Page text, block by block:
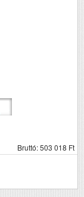
Bruttó: 503 018 Ft